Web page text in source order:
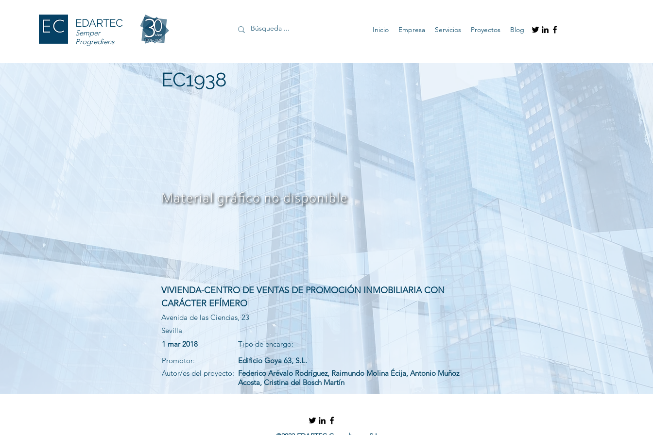
EDARTEC
Semper
Progrediens
Inicio Empresa Servicios Proyectos Blog
EC1938
VIVIENDA-CENTRO DE VENTAS DE PROMOCIÓN INMOBILIARIA CON
CARÁCTER EFÍMERO
Avenida de las Ciencias, 23
Sevilla
1 mar 2018
Promotor:
Autor/es del proyecto:
Tipo de encargo:
Edificio Goya 63, S.L.
Federico Arévalo Rodríguez, Raimundo Molina Écija, Antonio Muñoz
Acosta, Cristina del Bosch Martín